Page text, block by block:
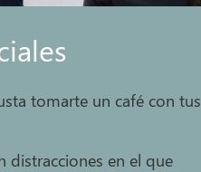
tomarte un café con tus
distracciones en el que